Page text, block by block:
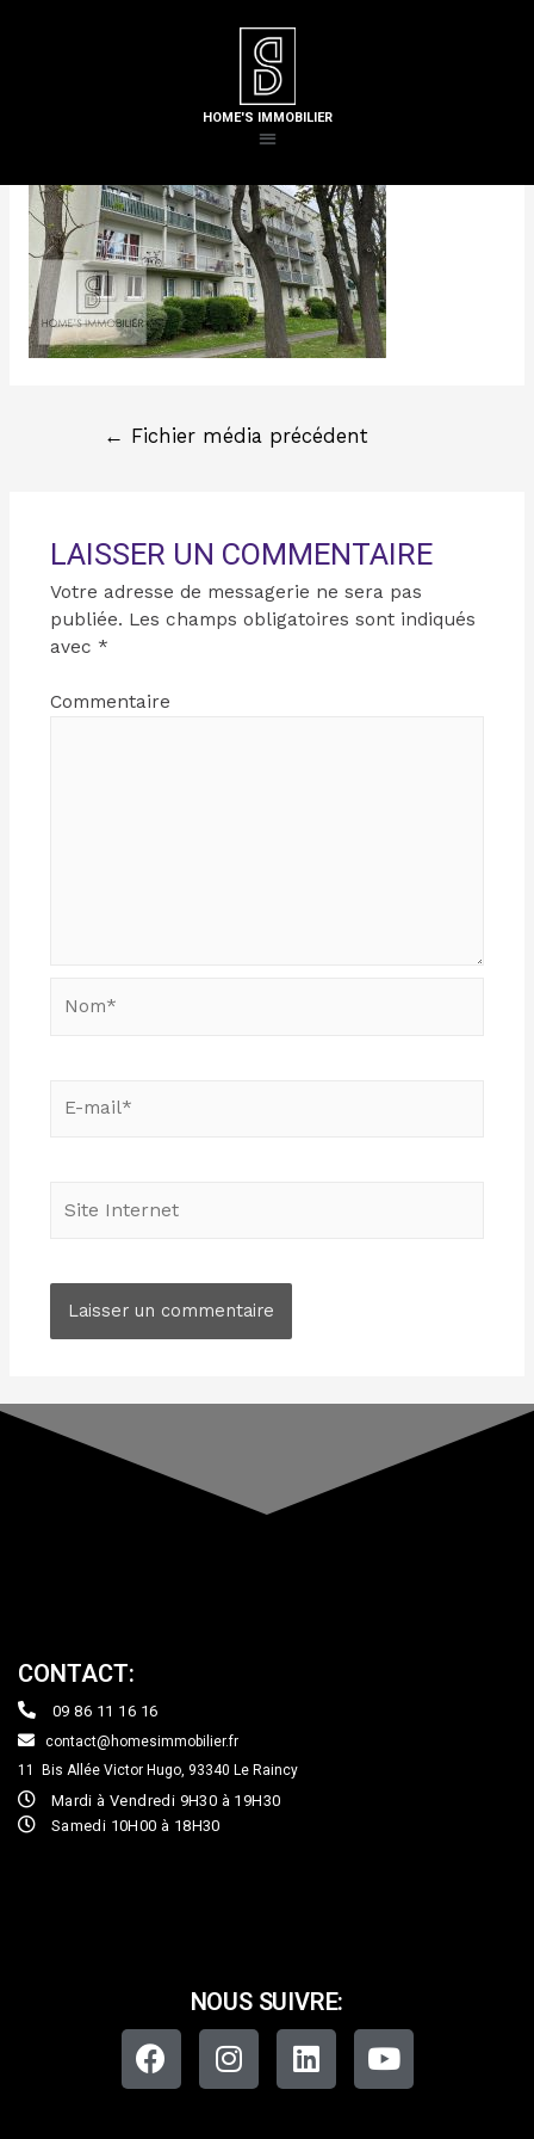
HOME'S IMMOBILIER
/ Par
← Fichier média précédent
LAISSER UN COMMENTAIRE
Votre adresse de messagerie ne sera pas
publiée. Les champs obligatoires sont indiqués
avec *
Commentaire
CONTACT:
09 86 11 16 16
contact@homesimmobilier.fr
11 Bis Allée Victor Hugo, 93340 Le Raincy
Mardi à Vendredi 9H30 à 19H30
Samedi 10H00 à 18H30
NOUS SUIVRE: